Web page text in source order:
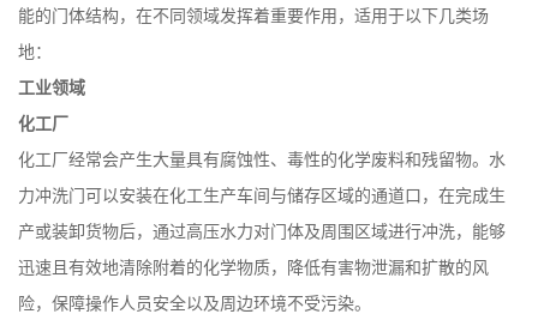
能的门体结构，在不同领域发挥着重要作用，适用于以下几类场
地：
工业领域
化工厂
化工厂经常会产生大量具有腐蚀性、毒性的化学废料和残留物。水
力冲洗门可以安装在化工生产车间与储存区域的通道口，在完成生
产或装卸货物后，通过高压水力对门体及周围区域进行冲洗，能够
迅速且有效地清除附着的化学物质，降低有害物泄漏和扩散的风
险，保障操作人员安全以及周边环境不受污染。